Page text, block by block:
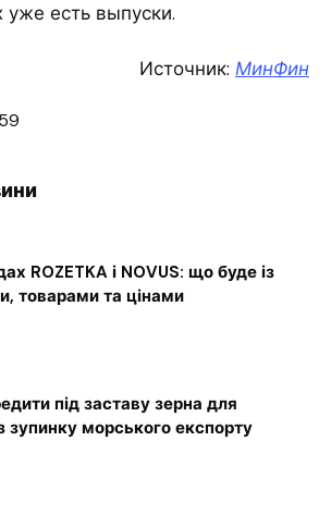
есть выпуски.
Источник: МинФин
ROZETKA і NOVUS: що буде із
товарами та цінами
під заставу зерна для
зупинку морського експорту